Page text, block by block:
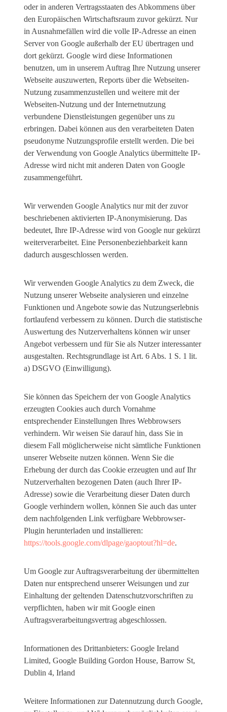
oder in anderen Vertragsstaaten des Abkommens über
den Europäischen Wirtschaftsraum zuvor gekürzt. Nur
in Ausnahmefällen wird die volle IP-Adresse an einen
Server von Google außerhalb der EU übertragen und
dort gekürzt. Google wird diese Informationen
benutzen, um in unserem Auftrag Ihre Nutzung unserer
Webseite auszuwerten, Reports über die Webseiten-
Nutzung zusammenzustellen und weitere mit der
Webseiten-Nutzung und der Internetnutzung
verbundene Dienstleistungen gegenüber uns zu
erbringen. Dabei können aus den verarbeiteten Daten
pseudonyme Nutzungsprofile erstellt werden. Die bei
der Verwendung von Google Analytics übermittelte IP-
Adresse wird nicht mit anderen Daten von Google
zusammengeführt.
Wir verwenden Google Analytics nur mit der zuvor
beschriebenen aktivierten IP-Anonymisierung. Das
bedeutet, Ihre IP-Adresse wird von Google nur gekürzt
weiterverarbeitet. Eine Personenbeziehbarkeit kann
dadurch ausgeschlossen werden.
Wir verwenden Google Analytics zu dem Zweck, die
Nutzung unserer Webseite analysieren und einzelne
Funktionen und Angebote sowie das Nutzungserlebnis
fortlaufend verbessern zu können. Durch die statistische
Auswertung des Nutzerverhaltens können wir unser
Angebot verbessern und für Sie als Nutzer interessanter
ausgestalten. Rechtsgrundlage ist Art. 6 Abs. 1 S. 1 lit.
a) DSGVO (Einwilligung).
Sie können das Speichern der von Google Analytics
erzeugten Cookies auch durch Vornahme
entsprechender Einstellungen Ihres Webbrowsers
verhindern. Wir weisen Sie darauf hin, dass Sie in
diesem Fall möglicherweise nicht sämtliche Funktionen
unserer Webseite nutzen können. Wenn Sie die
Erhebung der durch das Cookie erzeugten und auf Ihr
Nutzerverhalten bezogenen Daten (auch Ihrer IP-
Adresse) sowie die Verarbeitung dieser Daten durch
Google verhindern wollen, können Sie auch das unter
dem nachfolgenden Link verfügbare Webbrowser-
Plugin herunterladen und installieren:
https://tools.google.com/dlpage/gaoptout?hl=de.
Um Google zur Auftragsverarbeitung der übermittelten
Daten nur entsprechend unserer Weisungen und zur
Einhaltung der geltenden Datenschutzvorschriften zu
verpflichten, haben wir mit Google einen
Auftragsverarbeitungsvertrag abgeschlossen.
Informationen des Drittanbieters: Google Ireland
Limited, Google Building Gordon House, Barrow St,
Dublin 4, Irland
Weitere Informationen zur Datennutzung durch Google,